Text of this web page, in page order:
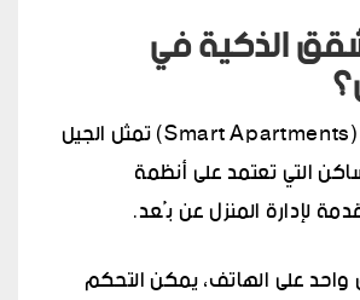
الذكية في
الشقق الذكية (Smart Apartments) تمثل الجيل
التي تعتمد على أنظمة
لإدارة المنزل عن بُعد.
على الهاتف، يمكن التحكم